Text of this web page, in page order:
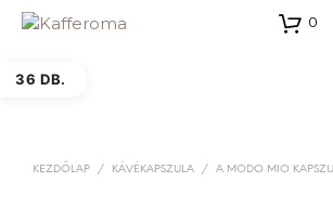
0
36 DB.
KEZDŐLAP / KÁVÉKAPSZULA / A MODO MIO